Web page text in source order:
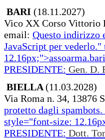
BARI (18.11.2027)
Vico XX Corso Vittorio
email: Questo indirizzo
JavaScript per vederlo."
12.16px;">
PRESIDENTE: Gen. D.
BIELLA
Via Roma n. 34, 13876
protetto dagli
style="font-size:
PRESIDENTE: Dott.